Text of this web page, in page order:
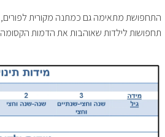
התחפושת מתאימה גם כמתנה מקורית לפורים,
תחפושות לילדות שאוהבות את הדמות